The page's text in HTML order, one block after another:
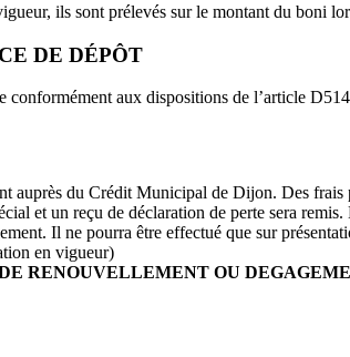
ils sont prélevés sur le montant du boni
DE DÉPÔT
aux dispositions de l’article
auprès du Crédit Municipal de Dijon. Des
et un reçu de déclaration de perte sera
Il ne pourra être effectué que sur
en vigueur)
RENOUVELLEMENT OU